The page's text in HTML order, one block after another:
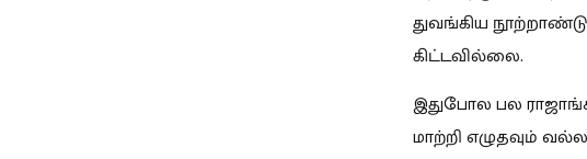
துவங்கிய
கிட்டவில்லை.
இதுபோல பல
மாற்றி எழுதவும்